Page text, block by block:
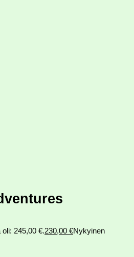
245,00 €.230,00 €Nykyinen